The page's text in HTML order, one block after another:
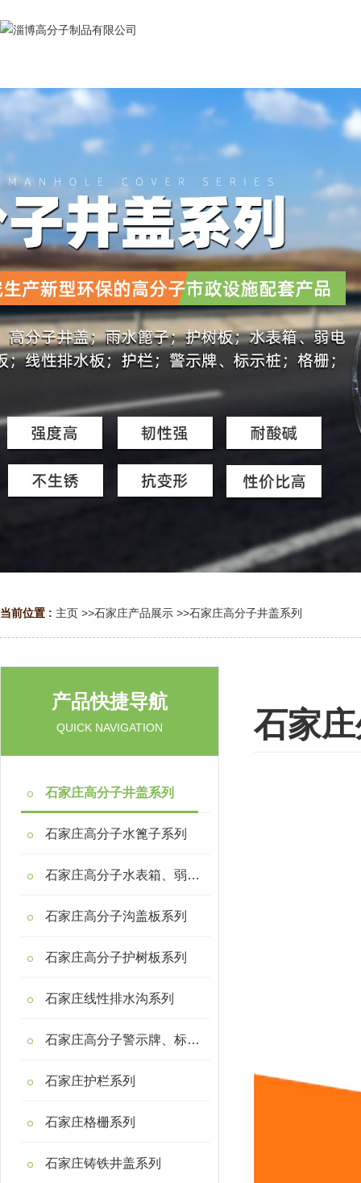
当前位置 : 主页 >>石家庄产品展示 >>石家庄高分子井盖系列
产品快捷导航
QUICK NAVIGATION
石家庄高分子井盖系列
石家庄高分子水篦子系列
石家庄高分子水表箱、弱电箱系列
石家庄高分子沟盖板系列
石家庄高分子护树板系列
石家庄线性排水沟系列
石家庄高分子警示牌、标示桩系列
石家庄护栏系列
石家庄格栅系列
石家庄铸铁井盖系列
石家